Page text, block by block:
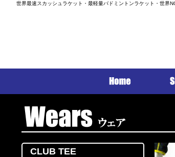
世界最速スカッシュラケット・最軽量バドミントンラケット・世界
CLUB TEE